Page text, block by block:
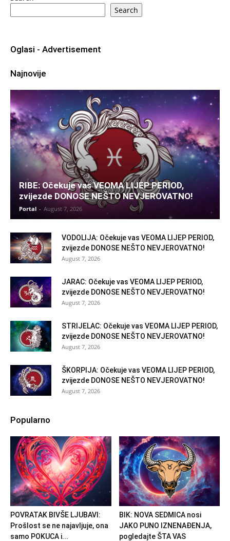
Search
Oglasi - Advertisement
Najnovije
RIBE: Očekuje vas VEOMA LIJEP PERIOD,
zvijezde DONOSE NEŠTO NEVJEROVATNO!
Portal - August 7, 2026
VODOLIJA: Očekuje vas VEOMA LIJEP PERIOD,
zvijezde DONOSE NEŠTO NEVJEROVATNO!
August 7, 2026
JARAC: Očekuje vas VEOMA LIJEP PERIOD,
zvijezde DONOSE NEŠTO NEVJEROVATNO!
August 7, 2026
STRIJELAC: Očekuje vas VEOMA LIJEP PERIOD,
zvijezde DONOSE NEŠTO NEVJEROVATNO!
August 7, 2026
ŠKORPIJA: Očekuje vas VEOMA LIJEP PERIOD,
zvijezde DONOSE NEŠTO NEVJEROVATNO!
August 7, 2026
Popularno
POVRATAK BIVŠE LJUBAVI:
Prošlost se ne najavljuje, ona
samo POKUCA i...
BIK: NOVA SEDMICA nosi
JAKO PUNO IZNENAĐENJA,
pogledajte ŠTA VAS